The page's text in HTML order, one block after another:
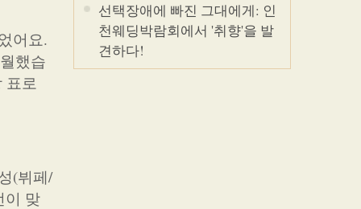
어요.
했습
표로
(뷔페/
이 맞
선택장애에 빠진 그대에게: 인
천웨딩박람회에서 '취향'을 발
견하다!